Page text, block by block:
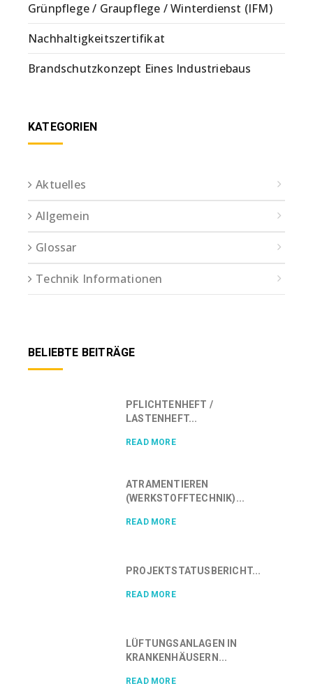
Grünpflege / Graupflege / Winterdienst (IFM)
Nachhaltigkeitszertifikat
Brandschutzkonzept Eines Industriebaus
KATEGORIEN
Aktuelles
Allgemein
Glossar
Technik Informationen
BELIEBTE BEITRÄGE
PFLICHTENHEFT /
LASTENHEFT...
READ MORE
ATRAMENTIEREN
(WERKSTOFFTECHNIK)...
READ MORE
PROJEKTSTATUSBERICHT...
READ MORE
LÜFTUNGSANLAGEN IN
KRANKENHÄUSERN...
READ MORE